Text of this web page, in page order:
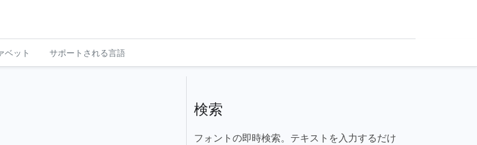
ベット サポートされる言語
検索
フォントの即時検索。テキストを入力するだけ